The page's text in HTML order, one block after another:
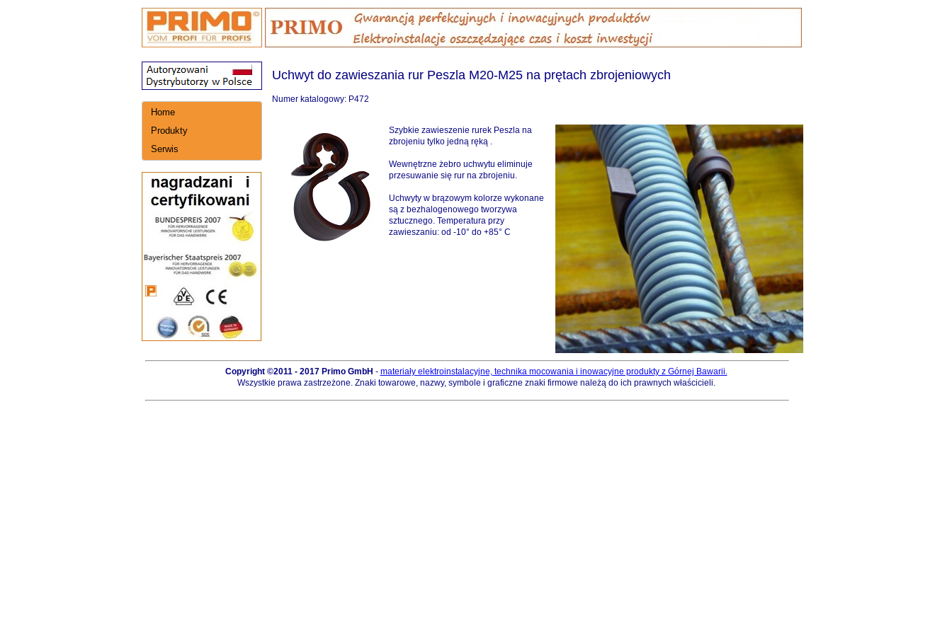
Home
Produkty
Serwis
Uchwyt do zawieszania rur Peszla M20-M25 na prętach zbrojeniowych
Numer katalogowy: P472
Szybkie zawieszenie rurek Peszla na
zbrojeniu tylko jedną ręką .
Wewnętrzne żebro uchwytu eliminuje
przesuwanie się rur na zbrojeniu.
Uchwyty w brązowym kolorze wykonane
są z bezhalogenowego tworzywa
sztucznego. Temperatura przy
zawieszaniu: od -10° do +85° C
Copyright ©2011 - 2017 Primo GmbH - materiały elektroinstalacyjne, technika mocowania i inowacyjne produkty z Górnej Bawarii.
Wszystkie prawa zastrzeżone. Znaki towarowe, nazwy, symbole i graficzne znaki firmowe należą do ich prawnych właścicieli.